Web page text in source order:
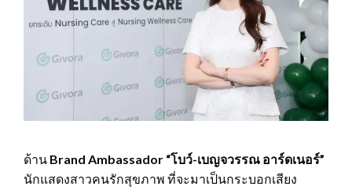
ด้าน Brand Ambassador “โบว์-เบญจวรรณ อาร์ดเนอร์”
นักแสดงสาวคนรักสุขภาพ ที่จะมาเป็นกระบอกเสียง